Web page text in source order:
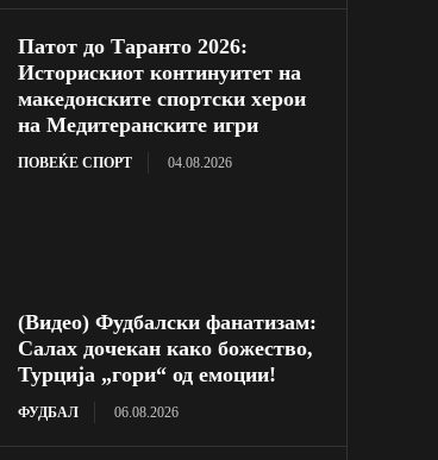
Патот до Таранто 2026:
Историскиот континуитет на
македонските спортски херои
на Медитеранските игри
ПОВЕЌЕ СПОРТ 04.08.2026
(Видео) Фудбалски фанатизам:
Салах дочекан како божество,
Турција „гори“ од емоции!
ФУДБАЛ 06.08.2026